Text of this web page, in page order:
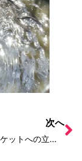
次へ
スーパーマーケットへの立ち入りの制限、パチンコ店への休業要請